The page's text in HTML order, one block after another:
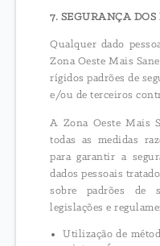
7. SEGURANÇA DOS
Qualquer dado
Zona Oeste Mais
rígidos padrões de
e/ou de terceiros
A Zona Oeste Mais
todas as medidas
para garantir a
dados pessoais
sobre padrões de
legislações e
Utilização de